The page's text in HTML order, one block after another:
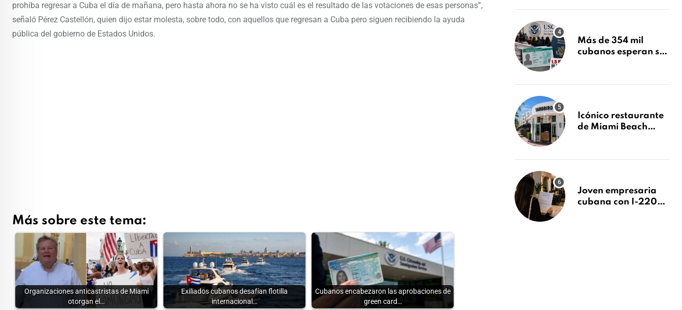
prohíba regresar a Cuba el día de mañana, pero hasta ahora no se ha visto cuál es el resultado de las votaciones de esas personas”,
señaló Pérez Castellón, quien dijo estar molesta, sobre todo, con aquellos que regresan a Cuba pero siguen recibiendo la ayuda
pública del gobierno de Estados Unidos.
Más sobre este tema:
Organizaciones anticastristas de Miami
otorgan el…
Exiliados cubanos desafían flotilla
internacional…
Cubanos encabezaron las aprobaciones de
green card…
tras Writ of
Más de 354 mil
cubanos esperan su
millones de
Icónico restaurante
de Miami Beach
después de 15 años
Joven empresaria
cubana con I-220A